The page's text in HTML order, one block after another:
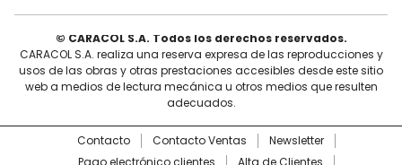
© CARACOL S.A. Todos los derechos reservados.
CARACOL S.A. realiza una reserva expresa de las reproducciones y
usos de las obras y otras prestaciones accesibles desde este sitio
web a medios de lectura mecánica u otros medios que resulten
adecuados.
Contacto Contacto Ventas
Newsletter
Pago electrónico clientes
Alta de Clientes